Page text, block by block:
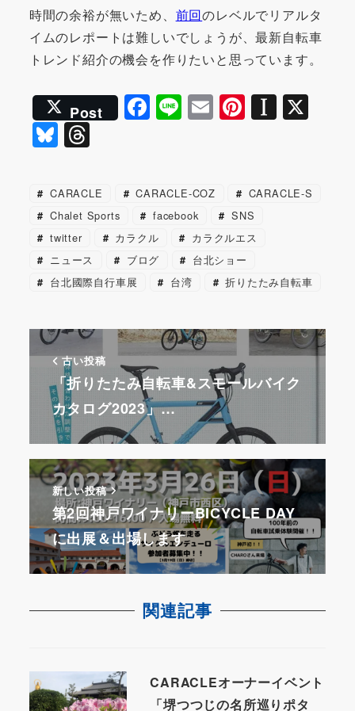
時間の余裕が無いため、 前回のレベルでリアルタ
イムのレポートは難しいでしょうが、最新自転車
トレンド紹介の機会を作りたいと思っています。
Post F
a
e
b
o
o
k
Li
n
E
m
l
Pi
nt
e
st
In
st
p
a
Bl
u
e
s
k
y
T
e
a
d
s
CARACLE CARACLE-COZ
CARACLE-S
Chalet Sports
facebook
SNS
twitter
カラクル
カラクルエス
ニュース
ブログ
台北ショー
台北國際自行車展
台湾 折りたたみ自転車
古い投稿
「折りたたみ自転車&スモールバイク
カタログ2023」…
新しい投稿
第2回神戸ワイナリーBICYCLE DAY
に出展＆出場します
関連記事
CARACLEオーナーイベント
「堺つつじの名所巡りポタ